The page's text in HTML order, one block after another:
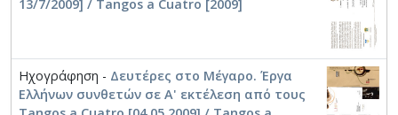
13/7/2009] / Tangos a Cuatro [2009]
Ηχογράφηση - Δευτέρες στο Μέγαρο. Έργα
Ελλήνων συνθετών σε Α' εκτέλεση από τους